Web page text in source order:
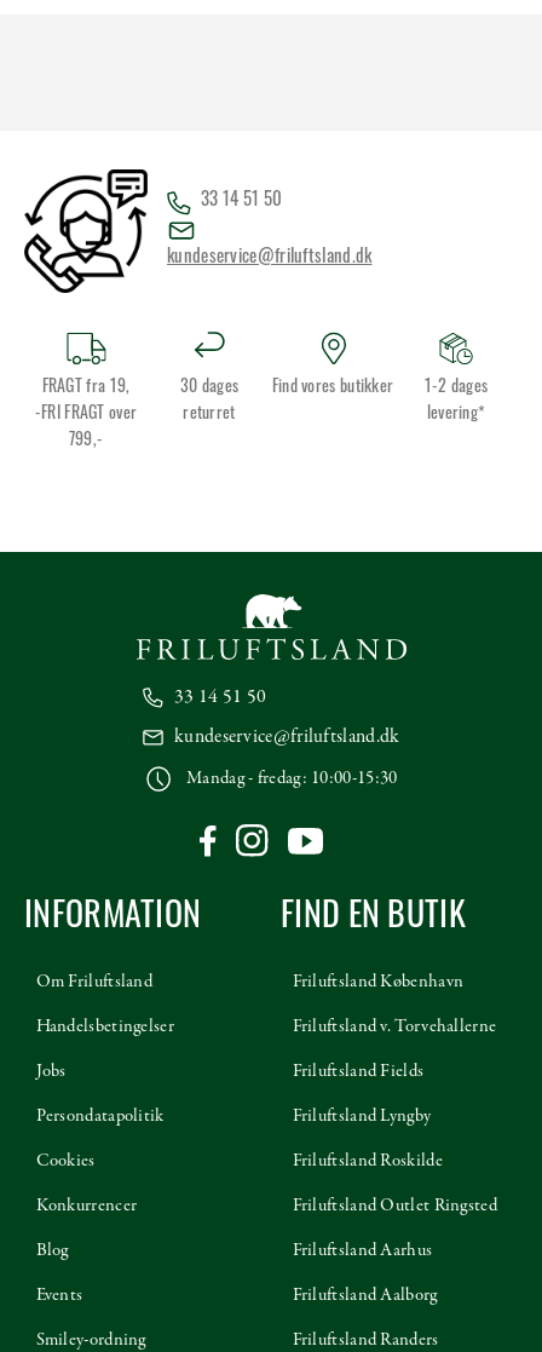
33 14 51 50
kundeservice@friluftsland.dk
FRAGT fra 19,
-FRI FRAGT over
799,-
30 dages
returret
Find vores butikker
1-2 dages
levering*
33 14 51 50
kundeservice@friluftsland.dk
Mandag - fredag: 10:00-15:30
INFORMATION
Om Friluftsland
Handelsbetingelser
Jobs
Persondatapolitik
Cookies
Konkurrencer
Blog
Events
Smiley-ordning
FIND EN BUTIK
Friluftsland København
Friluftsland v. Torvehallerne
Friluftsland Fields
Friluftsland Lyngby
Friluftsland Roskilde
Friluftsland Outlet Ringsted
Friluftsland Aarhus
Friluftsland Aalborg
Friluftsland Randers